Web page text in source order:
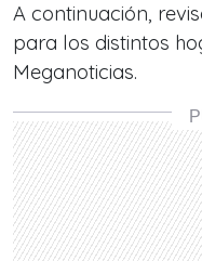
A continuación,
para los distintos
Meganoticias.